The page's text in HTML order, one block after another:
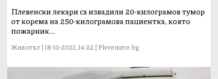
Плевенски лекари са извадили 20-килограмов тумор
от корема на 250-килограмова пациентка, която
пожарник...
Животът | 18-10-2021, 14:22 | Plevenutre.bg